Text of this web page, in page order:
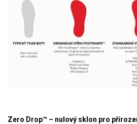
Zero Drop™ – nulový sklon pro